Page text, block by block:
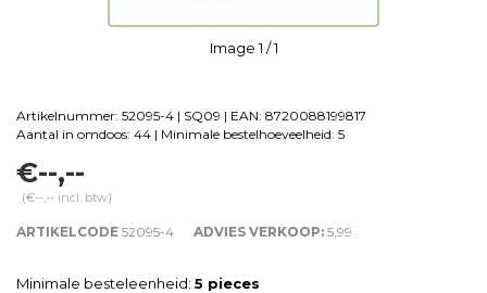
Image1 / 1
Artikelnummer: 52095-4 | SQ09 | EAN: 8720088199817
Aantal in omdoos: 44 | Minimale bestelhoeveelheid: 5
€--,--
(€--,-- incl. btw)
ARTIKELCODE 52095-4 ADVIES VERKOOP: 5,99
Minimale besteleenheid: 5 pieces